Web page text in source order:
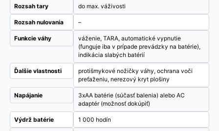
Rozsah tary do max. váživosti
Rozsah nulovania –
Funkcie váhy
váženie, TARA, automatické vypnutie
(funguje iba v prípade prevádzky na batérie),
indikácia slabých batérií
Ďalšie vlastnosti
protišmykové nožičky váhy, ochrana voči
preťaženiu, nerezový kryt plošiny
Napájanie
3xAA batérie (súčasť balenia) alebo AC
adaptér (možnosť dokúpiť)
Výdrž batérie 1 000 hodín